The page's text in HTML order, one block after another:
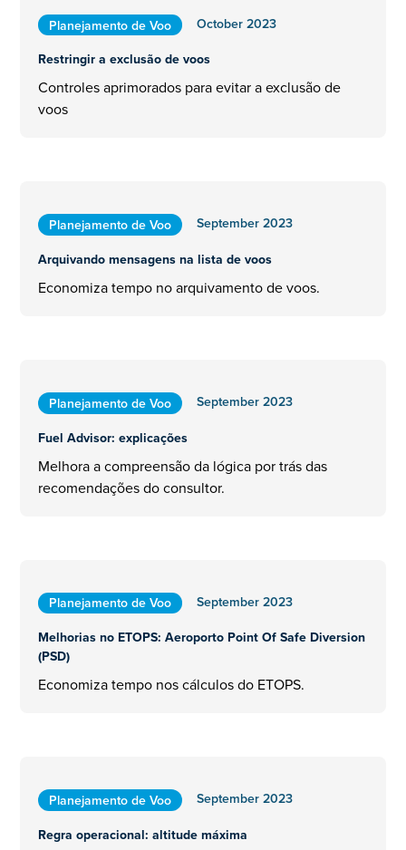
Planejamento de Voo
October 2023
Restringir a exclusão de voos
Controles aprimorados para evitar a exclusão de
voos
Planejamento de Voo
September 2023
Arquivando mensagens na lista de voos
Economiza tempo no arquivamento de voos.
Planejamento de Voo
September 2023
Fuel Advisor: explicações
Melhora a compreensão da lógica por trás das
recomendações do consultor.
Planejamento de Voo
September 2023
Melhorias no ETOPS: Aeroporto Point Of Safe Diversion
(PSD)
Economiza tempo nos cálculos do ETOPS.
Planejamento de Voo
September 2023
Regra operacional: altitude máxima